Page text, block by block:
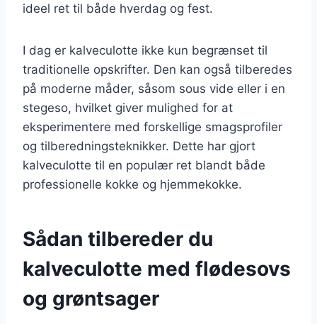
ideel ret til både hverdag og fest.
I dag er kalveculotte ikke kun begrænset til
traditionelle opskrifter. Den kan også tilberedes
på moderne måder, såsom sous vide eller i en
stegeso, hvilket giver mulighed for at
eksperimentere med forskellige smagsprofiler
og tilberedningsteknikker. Dette har gjort
kalveculotte til en populær ret blandt både
professionelle kokke og hjemmekokke.
Sådan tilbereder du
kalveculotte med flødesovs
og grøntsager